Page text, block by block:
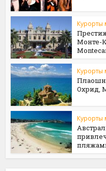
Курорты
Монте-
Курорты
Охрид,
Курорты